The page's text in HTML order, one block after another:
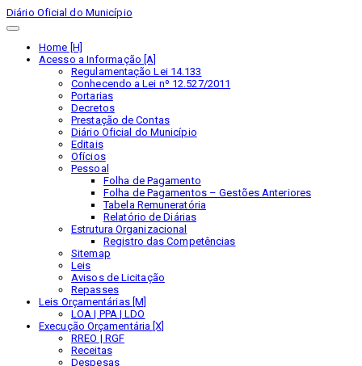
Diário Oficial do Município
Home [H]
Acesso a Informação [A]
Regulamentação Lei 14.133
Conhecendo a Lei nº 12.527/2011
Portarias
Decretos
Prestação de Contas
Diário Oficial do Município
Editais
Ofícios
Pessoal
Folha de Pagamento
Folha de Pagamentos – Gestões Anteriores
Tabela Remuneratória
Relatório de Diárias
Estrutura Organizacional
Registro das Competências
Sitemap
Leis
Avisos de Licitação
Repasses
Leis Orçamentárias [M]
LOA | PPA | LDO
Execução Orçamentária [X]
RREO | RGF
Receitas
Despesas